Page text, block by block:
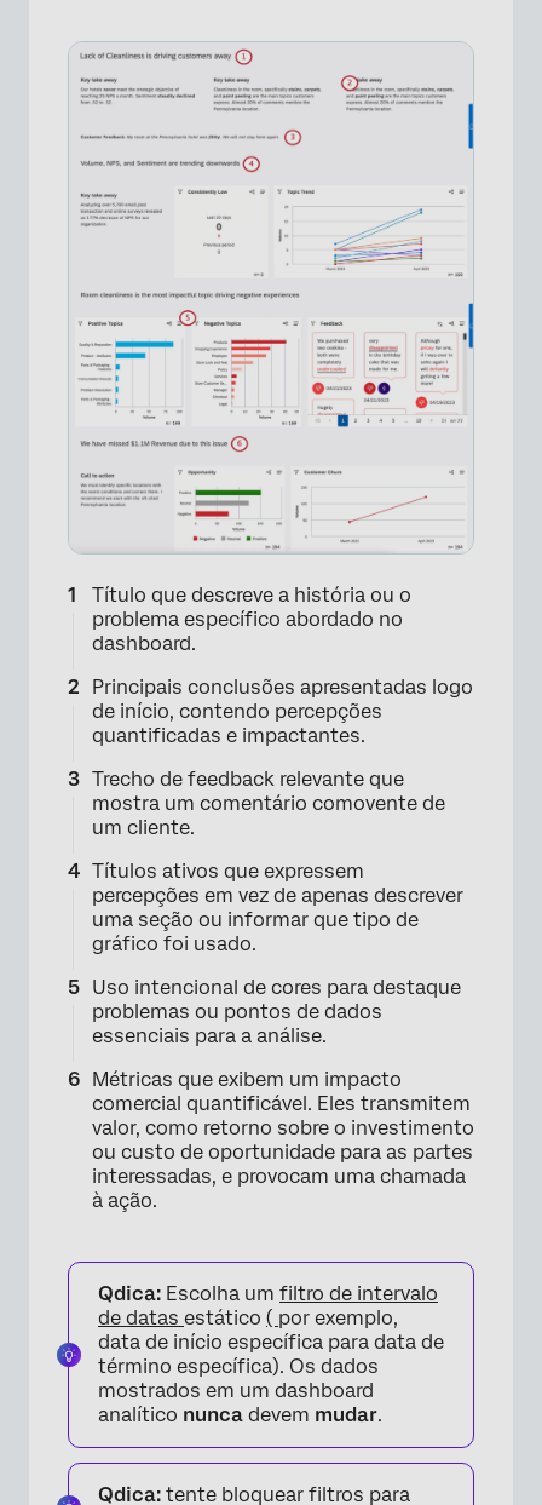
×
Título que descreve a história ou o
problema específico abordado no
dashboard.
Principais conclusões apresentadas logo
de início, contendo percepções
quantificadas e impactantes.
Trecho de feedback relevante que
mostra um comentário comovente de
um cliente.
Títulos ativos que expressem
percepções em vez de apenas descrever
uma seção ou informar que tipo de
gráfico foi usado.
Uso intencional de cores para destaque
problemas ou pontos de dados
essenciais para a análise.
Métricas que exibem um impacto
comercial quantificável. Eles transmitem
valor, como retorno sobre o investimento
ou custo de oportunidade para as partes
interessadas, e provocam uma chamada
à ação.
Qdica: Escolha um filtro de intervalo
de datas estático ( por exemplo,
data de início específica para data de
término específica). Os dados
mostrados em um dashboard
analítico nunca devem mudar.
Qdica: tente bloquear filtros para